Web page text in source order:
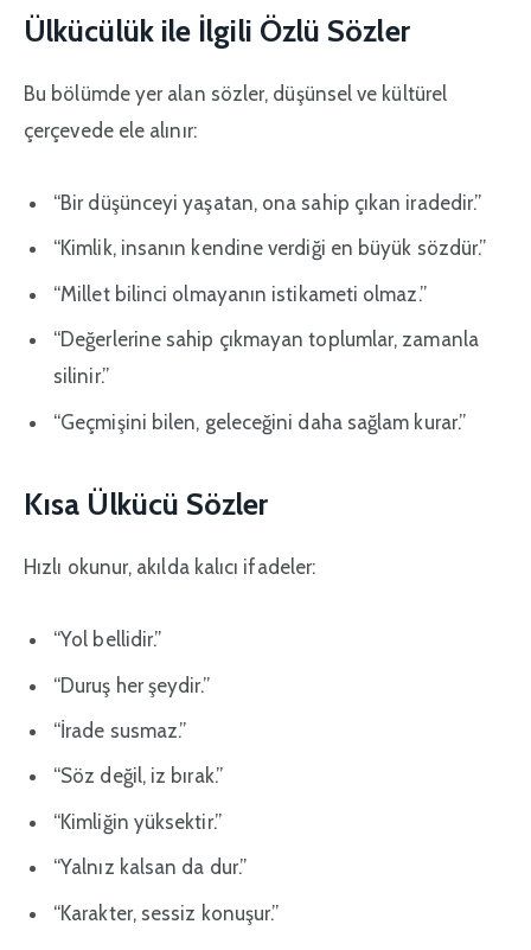
Ülkücülük ile İlgili Özlü Sözler
Bu bölümde yer alan sözler, düşünsel ve kültürel
çerçevede ele alınır:
“Bir düşünceyi yaşatan, ona sahip çıkan iradedir.”
“Kimlik, insanın kendine verdiği en büyük sözdür.”
“Millet bilinci olmayanın istikameti olmaz.”
“Değerlerine sahip çıkmayan toplumlar, zamanla
silinir.”
“Geçmişini bilen, geleceğini daha sağlam kurar.”
Kısa Ülkücü Sözler
Hızlı okunur, akılda kalıcı ifadeler:
“Yol bellidir.”
“Duruş her şeydir.”
“İrade susmaz.”
“Söz değil, iz bırak.”
“Kimliğin yüksektir.”
“Yalnız kalsan da dur.”
“Karakter, sessiz konuşur.”